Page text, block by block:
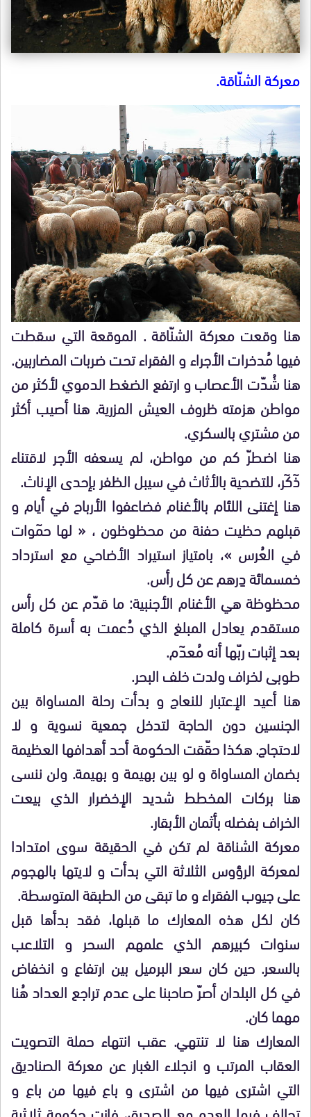
معركة الشنّاقة.
هنا وقعت معركة الشنّاقة . الموقعة التي سقطت
فيها مُدخرات الأجراء و الفقراء تحت ضربات المضاربين.
هنا شُدّت الأعصاب و ارتفع الضغط الدموي لأكثر من
مواطن هزمته ظروف العيش المزرية. هنا أصيب أكثر
من مشتري بالسكري.
هنا اضطرّ كم من مواطن، لم يسعفه الأجر لاقتناء
ذٓكٓر، للتضحية بالأثاث في سيبل الظفر بإحدى الإناث.
هنا إغتنى اللئام بالأغنام فضاعفوا الأرباح في أيام و
قبلهم حظيت حفنة من محظوظون ، « لها حمٓوات
في العُرس »، بامتياز استيراد الأضاحي مع استرداد
خمسمائة دِرهم عن كل رأس.
محظوظة هي الأغنام الأجنبية: ما قدّم عن كل رأس
مستقدم يعادل المبلغ الذي دُعمت به أسرة كاملة
بعد إثبات ربّها أنه مُعدٓم.
طوبى لخراف ولدت خلف البحر.
هنا أعيد الإعتبار للنعاج و بدأت رحلة المساواة بين
الجنسين دون الحاجة لتدخل جمعية نسوية و لا
لاحتجاج. هكذا حقّقت الحكومة أحد أهدافها العظيمة
بضمان المساواة و لو بين بهيمة و بهيمة. ولن ننسى
هنا بركات المخطط شديد الإخضرار الذي بيعت
الخراف بفضله بأثمان الأبقار.
معركة الشناقة لم تكن في الحقيقة سوى امتدادا
لمعركة الرؤوس الثلاثة التي بدأت و لايتها بالهجوم
على جيوب الفقراء و ما تبقى من الطبقة المتوسطة.
كان لكل هذه المعارك ما قبلها، فقد بدأها قبل
سنوات كبيرهم الذي علمهم السحر و التلاعب
بالسعر. حين كان سعر البرميل بين ارتفاع و انخفاض
في كل البلدان أصرّ صاحبنا على عدم تراجع العداد هُنا
مهما كان.
المعارك هنا لا تنتهي. عقب انتهاء حملة التصويت
العقاب المرتب و انجلاء الغبار عن معركة الصناديق
التي اشترى فيها من اشترى و باع فيها من باع و